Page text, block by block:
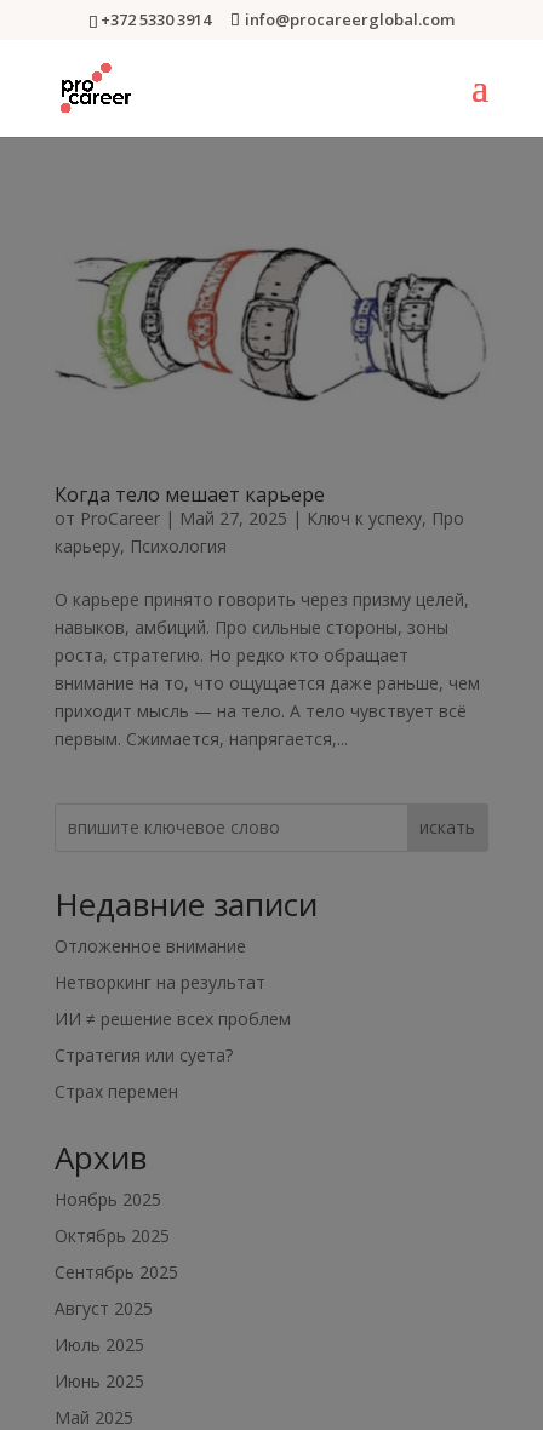
+372 5330 3914 info@procareerglobal.com
Когда тело мешает карьере
от ProCareer| Май 27, 2025 | Ключ к успеху, Про
карьеру, Психология
О карьере принято говорить через призму целей,
навыков, амбиций. Про сильные стороны, зоны
роста, стратегию. Но редко кто обращает
внимание на то, что ощущается даже раньше, чем
приходит мысль — на тело. А тело чувствует всё
первым. Сжимается, напрягается,...
искать
Недавние записи
Отложенное внимание
Нетворкинг на результат
ИИ ≠ решение всех проблем
Стратегия или суета?
Страх перемен
Архив
Ноябрь 2025
Октябрь 2025
Сентябрь 2025
Август 2025
Июль 2025
Июнь 2025
Май 2025